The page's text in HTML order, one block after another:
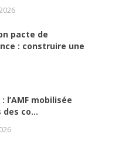
pacte de
: construire une
l’AMF mobilisée
co...